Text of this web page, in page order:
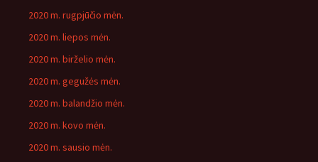
2020 m. rugpjūčio mėn.
2020 m. liepos mėn.
2020 m. birželio mėn.
2020 m. gegužės mėn.
2020 m. balandžio mėn.
2020 m. kovo mėn.
2020 m. sausio mėn.